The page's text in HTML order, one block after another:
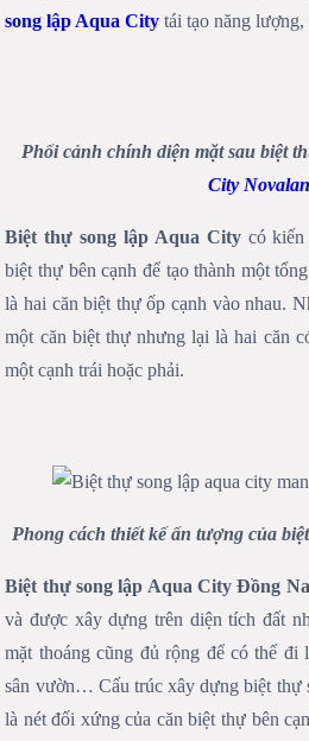
song lập Aqua City tái tạo năng lượng,
Phối cảnh chính diện mặt sau biệt
City
Biệt thự song lập Aqua Citycó kiến
biệt thự bên cạnh để tạo thành một
là hai căn biệt thự ốp cạnh vào nhau.
một căn biệt thự nhưng lại là hai căn
một cạnh trái hoặc phải.
Phong cách thiết kế ấn tượng của
Biệt thự song lập Aqua City Đồng
và được xây dựng trên diện tích đất
mặt thoáng cũng đủ rộng để có thể đi
sân vườn… Cấu trúc xây dựng biệt thự
là nét đối xứng của căn biệt thự bên